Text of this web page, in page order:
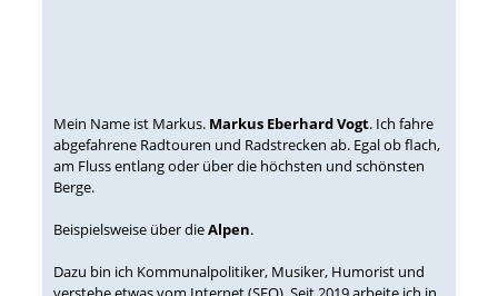
Mein Name ist Markus. Markus Eberhard Vogt. Ich fahre
abgefahrene Radtouren und Radstrecken ab. Egal ob flach,
am Fluss entlang oder über die höchsten und schönsten
Berge.
Beispielsweise über dieAlpen.
Dazu bin ich Kommunalpolitiker, Musiker, Humorist und